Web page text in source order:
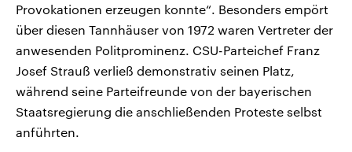
Provokationen erzeugen konnte“. Besonders empört
über diesen Tannhäuser von 1972 waren Vertreter der
anwesenden Politprominenz. CSU-Parteichef Franz
Josef Strauß verließ demonstrativ seinen Platz,
während seine Parteifreunde von der bayerischen
Staatsregierung die anschließenden Proteste selbst
anführten.